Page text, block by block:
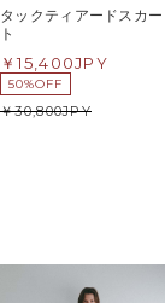
タックティアードスカー
ト
15,400JPY
50%OFF
30,800JPY